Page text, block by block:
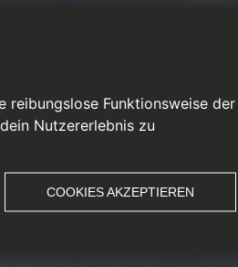
reibungslose Funktionsweise der
Nutzererlebnis zu
COOKIES AKZEPTIEREN